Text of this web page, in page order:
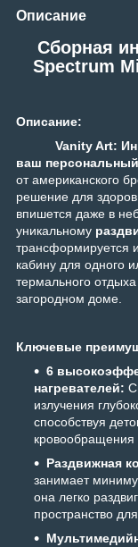
Описание
Сборная
Spectrum
Описание:
Vanity Art:
ваш
от американского
решение для
впишется даже в
уникальному
трансформируется
кабину для одного
термального
загородном доме.
Ключевые
6
нагревателей:
излучения
способствуя
Раздвижная
занимает
она легко
пространство